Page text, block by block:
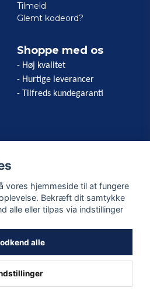
Tilmeld
Glemt kodeord?
Shoppe med os
- Høj kvalitet
- Hurtige leverancer
- Tilfreds kundegaranti
vores hjemmeside til at fungere
Bekræft dit samtykke
alle eller tilpas via indstillinger
alle